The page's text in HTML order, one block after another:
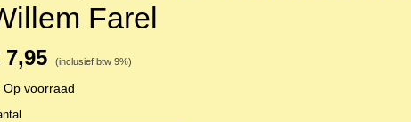
Farel
7,95 (inclusief btw 9%)
Op voorraad